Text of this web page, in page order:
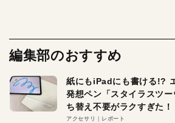
編集部のおすすめ
紙にもiPadにも書ける!?
発想ペン「スタイラスツ
ち替え不要がラクすぎた！
アクセサリ レポート